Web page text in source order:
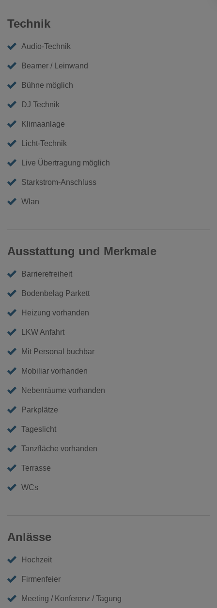
Technik
Audio-Technik
Beamer / Leinwand
Bühne möglich
DJ Technik
Klimaanlage
Licht-Technik
Live Übertragung möglich
Starkstrom-Anschluss
Wlan
Ausstattung und Merkmale
Barrierefreiheit
Bodenbelag Parkett
Heizung vorhanden
LKW Anfahrt
Mit Personal buchbar
Mobiliar vorhanden
Nebenräume vorhanden
Parkplätze
Tageslicht
Tanzfläche vorhanden
Terrasse
WCs
Anlässe
Hochzeit
Firmenfeier
Meeting / Konferenz / Tagung